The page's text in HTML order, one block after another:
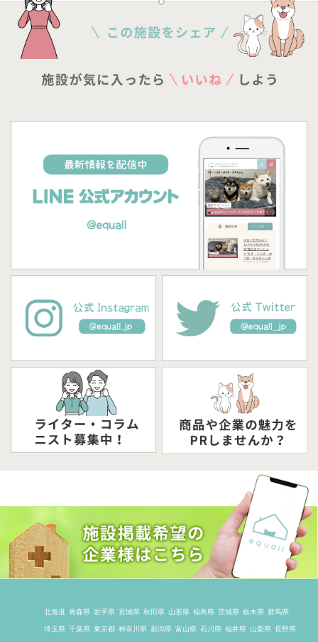
北海道 青森県 岩手県 宮城県 秋田県 山形県 福島県 茨城県 栃木県 群馬県
埼玉県 千葉県 東京都 神奈川県 新潟県 富山県 石川県 福井県 山梨県 長野県